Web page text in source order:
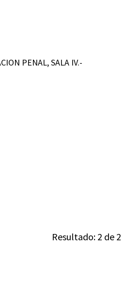
PENAL, SALA IV.-
Resultado: 2 de 2